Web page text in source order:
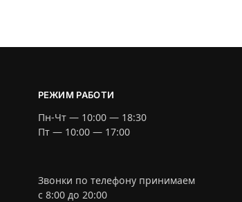
РЕЖИМ РАБОТИ
Пн-Чт — 10:00 — 18:30
Пт — 10:00 — 17:00
Звонки по телефону принимаем
c 8:00 до 20:00